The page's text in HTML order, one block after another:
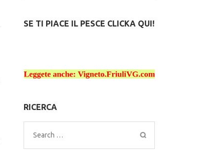
SE TI PIACE IL PESCE CLICKA QUI!
RICERCA
Search
for: